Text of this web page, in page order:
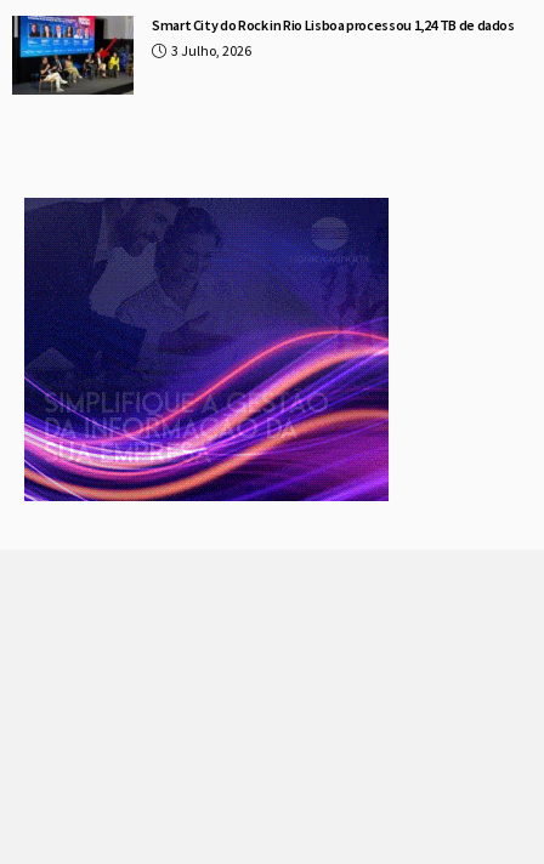
Smart City do Rock in Rio Lisboa processou 1,24 TB de dados
3 Julho, 2026